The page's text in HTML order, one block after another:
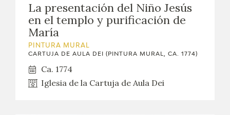
La presentación del Niño Jesús
en el templo y purificación de
María
PINTURA MURAL
CARTUJA DE AULA DEI (PINTURA MURAL, CA. 1774)
Ca. 1774
Iglesia de la Cartuja de Aula Dei